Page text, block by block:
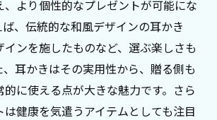
に残る耳かきプレゼント
に響く耳かきの特徴
きギフトで心を掴む
れられない耳かきの贈り物
残るプレゼントの選び方
、より個性的なプレゼントが可能にな
、伝統的な和風デザインの耳かき
ンを施したものなど、選ぶ楽しさも
耳かきはその実用性から、贈る側も
に使える点が大きな魅力です。さら
は健康を気遣うアイテムとしても注目